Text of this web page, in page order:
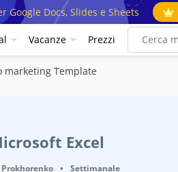
Docs, Slides e Sheets
Vacanze Prezzi
marketing Template
Excel
• Settimanale